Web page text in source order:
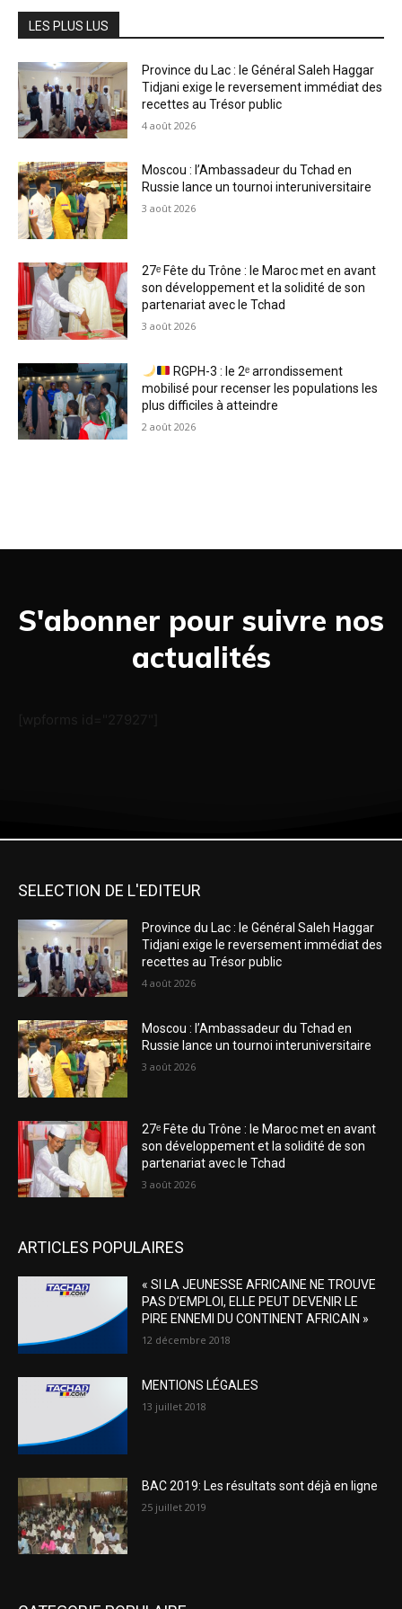
LES PLUS LUS
Province du Lac : le Général Saleh Haggar
Tidjani exige le reversement immédiat des
recettes au Trésor public
4 août 2026
Moscou : l’Ambassadeur du Tchad en
Russie lance un tournoi interuniversitaire
3 août 2026
27ᵉ Fête du Trône : le Maroc met en avant
son développement et la solidité de son
partenariat avec le Tchad
3 août 2026
RGPH-3 : le 2ᵉ arrondissement
mobilisé pour recenser les populations les
plus difficiles à atteindre
2 août 2026
S'abonner pour suivre nos
actualités
[wpforms id="27927"]
SELECTION DE L'EDITEUR
Province du Lac : le Général Saleh Haggar
Tidjani exige le reversement immédiat des
recettes au Trésor public
4 août 2026
Moscou : l’Ambassadeur du Tchad en
Russie lance un tournoi interuniversitaire
3 août 2026
27ᵉ Fête du Trône : le Maroc met en avant
son développement et la solidité de son
partenariat avec le Tchad
3 août 2026
ARTICLES POPULAIRES
« SI LA JEUNESSE AFRICAINE NE TROUVE
PAS D’EMPLOI, ELLE PEUT DEVENIR LE
PIRE ENNEMI DU CONTINENT AFRICAIN »
12 décembre 2018
MENTIONS LÉGALES
13 juillet 2018
BAC 2019: Les résultats sont déjà en ligne
25 juillet 2019